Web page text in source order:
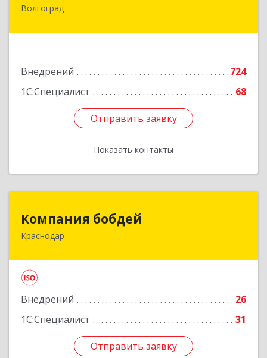
Волгоград
Внедрений
724
1С:Специалист
68
Отправить заявку
Показать контакты
400131, Волгоградская обл, Волгоград г,
Отправить заявку
Назад
Компания бобдей
Краснодар
Внедрений
26
1С:Специалист
31
Отправить заявку
Компания бобдей
350010, Краснодарский край, Краснодар г,
Отправить заявку